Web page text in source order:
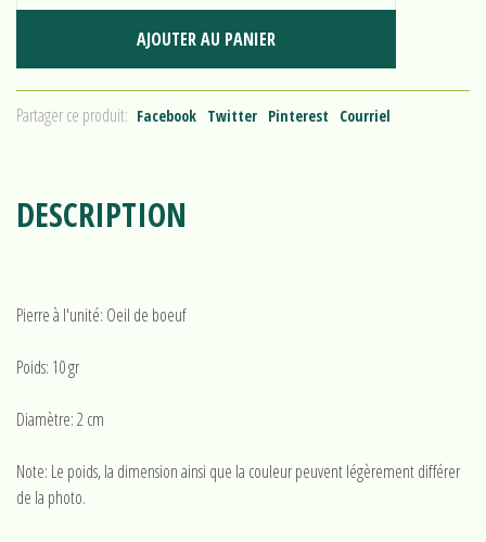
AJOUTER AU PANIER
Partager ce produit: Facebook Twitter Pinterest Courriel
DESCRIPTION
Pierre à l'unité: Oeil de boeuf
Poids: 10 gr
Diamètre: 2 cm
Note: Le poids, la dimension ainsi que la couleur peuvent légèrement différer
de la photo.